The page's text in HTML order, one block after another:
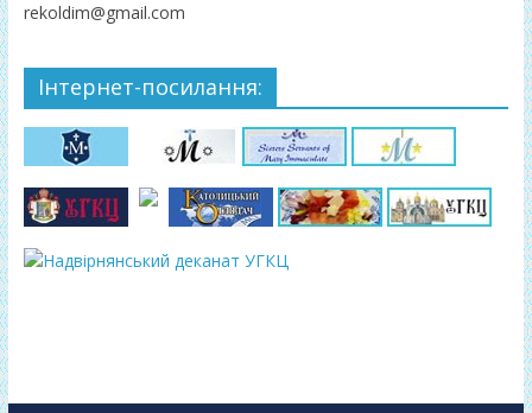
rekoldim@gmail.com
Інтернет-посилання: